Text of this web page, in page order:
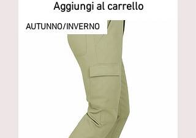
Aggiungi al carrello
AUTUNNO/INVERNO